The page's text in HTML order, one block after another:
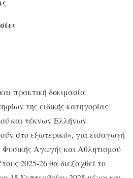
πρακτική δοκιμασία
της ειδικής κατηγορίας
και τέκνων Ελλήνων
στο εξωτερικό», για εισαγωγή
Αγωγής και Αθλητισμού
2025-26 θα διεξαχθεί το